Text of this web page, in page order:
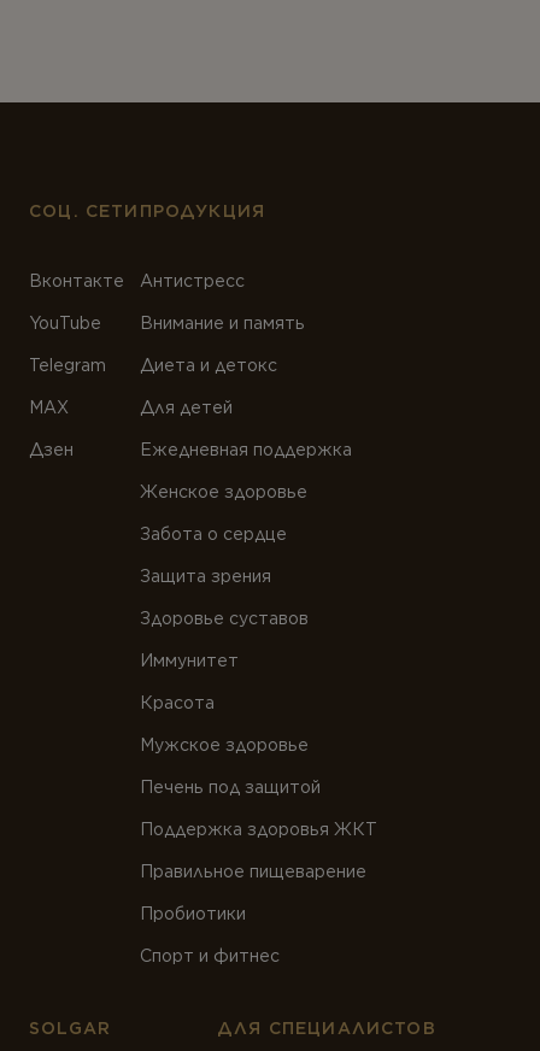
СОЦ. СЕТИ
Вконтакте
YouTube
Telegram
MAX
Дзен
ПРОДУКЦИЯ
Антистресс
Внимание и память
Диета и детокс
Для детей
Ежедневная поддержка
Женское здоровье
Забота о сердце
Защита зрения
Здоровье суставов
Иммунитет
Красота
Мужское здоровье
Печень под защитой
Поддержка здоровья ЖКТ
Правильное пищеварение
Пробиотики
Спорт и фитнес
SOLGAR ДЛЯ СПЕЦИАЛИСТОВ